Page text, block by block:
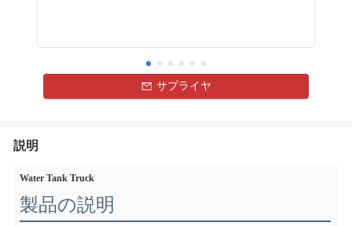
サプライヤ
説明
Water Tank Truck
製品の説明